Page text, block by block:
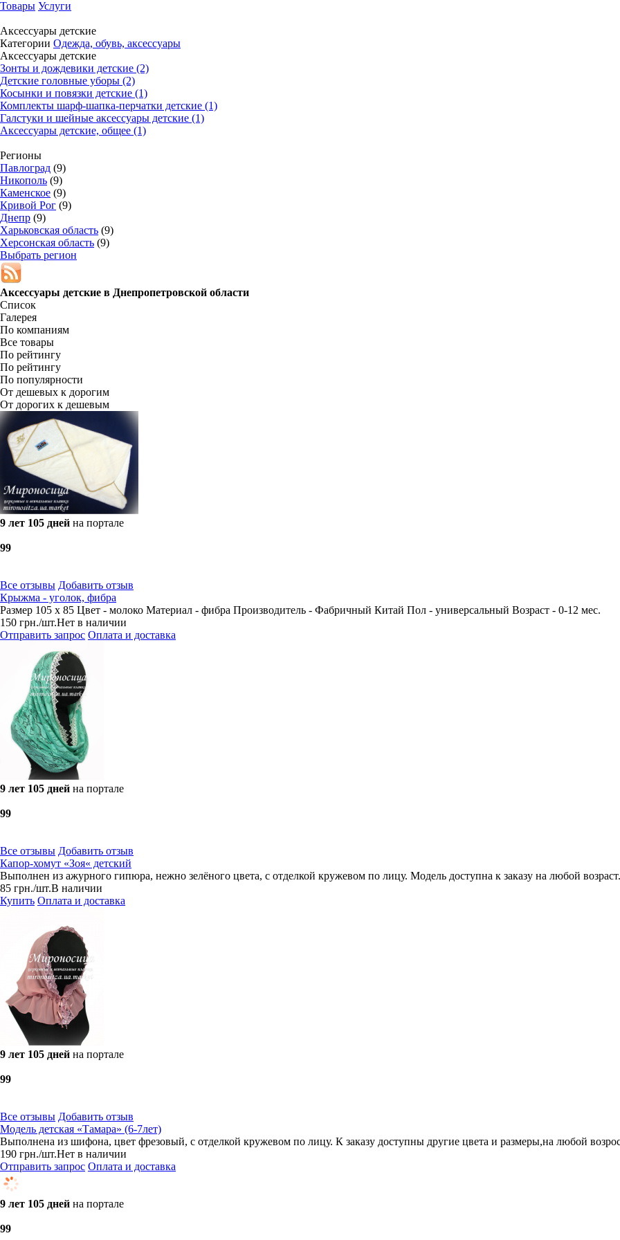
Товары Услуги
Аксессуары детские
Категории Одежда, обувь, аксессуары
Аксессуары детские
Зонты и дождевики детские (2)
Детские головные уборы (2)
Косынки и повязки детские (1)
Комплекты шарф-шапка-перчатки детские (1)
Галстуки и шейные аксессуары детские (1)
Аксессуары детские, общее (1)
Регионы
Павлоград (9)
Никополь (9)
Каменское (9)
Кривой Рог (9)
Днепр (9)
Харьковская область (9)
Херсонская область (9)
Выбрать регион
Аксессуары детские в Днепропетровской области
Список
Галерея
По компаниям
Все товары
По рейтингу
По рейтингу
По популярности
От дешевых к дорогим
От дорогих к дешевым
9 лет 105 дней на портале
99
Все отзывы Добавить отзыв
Крыжма - уголок, фибра
Размер 105 х 85 Цвет - молоко Материал - фибра Производитель - Фабричный Китай Пол - универсальный Возраст - 0-12 мес.
150 грн./шт.Нет в наличии
Отправить запрос Оплата и доставка
9 лет 105 дней на портале
99
Все отзывы Добавить отзыв
Капор-хомут «Зоя« детский
Выполнен из ажурного гипюра, нежно зелёного цвета, с отделкой кружевом по лицу. Модель доступна к заказу на любой возраст.
85 грн./шт.В наличии
Купить Оплата и доставка
9 лет 105 дней на портале
99
Все отзывы Добавить отзыв
Модель детская «Тамара» (6-7лет)
Выполнена из шифона, цвет фрезовый, с отделкой кружевом по лицу. К заказу доступны другие цвета и размеры,на любой
190 грн./шт.Нет в наличии
Отправить запрос Оплата и доставка
9 лет 105 дней на портале
99